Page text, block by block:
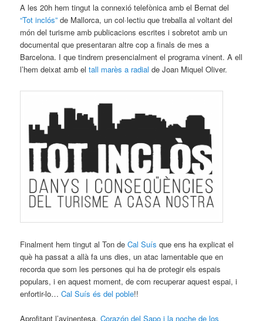
A les 20h hem tingut la connexió telefònica amb el Bernat del
“Tot inclós” de Mallorca, un col·lectiu que treballa al voltant del
món del turisme amb publicacions escrites i sobretot amb un
documental que presentaran altre cop a finals de mes a
Barcelona. I que tindrem presencialment el programa vinent. A ell
l’hem deixat amb el tall marès a radial de Joan Miquel Oliver.
Finalment hem tingut al Ton deCal Suís que ens ha explicat el
què ha passat a allà fa uns dies, un atac lamentable que en
recorda que som les persones qui ha de protegir els espais
populars, i en aquest moment, de com recuperar aquest espai, i
enfortir-lo…Cal Suís és del poble!!
Aprofitant l’avinentesa,Corazón del Sapo i la noche de los